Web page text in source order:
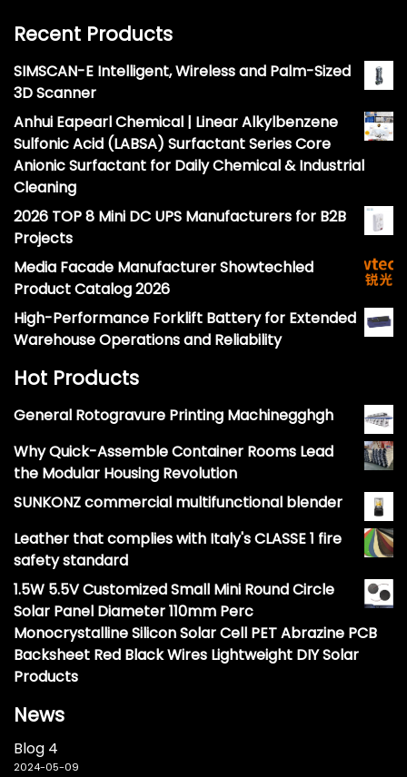
Recent Products
SIMSCAN-E Intelligent, Wireless and Palm-Sized
3D Scanner
Anhui Eapearl Chemical | Linear Alkylbenzene
Sulfonic Acid (LABSA) Surfactant Series Core
Anionic Surfactant for Daily Chemical & Industrial
Cleaning
2026 TOP 8 Mini DC UPS Manufacturers for B2B
Projects
Media Facade Manufacturer Showtechled
Product Catalog 2026
High-Performance Forklift Battery for Extended
Warehouse Operations and Reliability
Hot Products
General Rotogravure Printing Machinegghgh
Why Quick-Assemble Container Rooms Lead
the Modular Housing Revolution
SUNKONZ commercial multifunctional blender
Leather that complies with Italy's CLASSE 1 fire
safety standard
1.5W 5.5V Customized Small Mini Round Circle
Solar Panel Diameter 110mm Perc
Monocrystalline Silicon Solar Cell PET Abrazine PCB
Backsheet Red Black Wires Lightweight DIY Solar
Products
News
Blog 4
2024-05-09